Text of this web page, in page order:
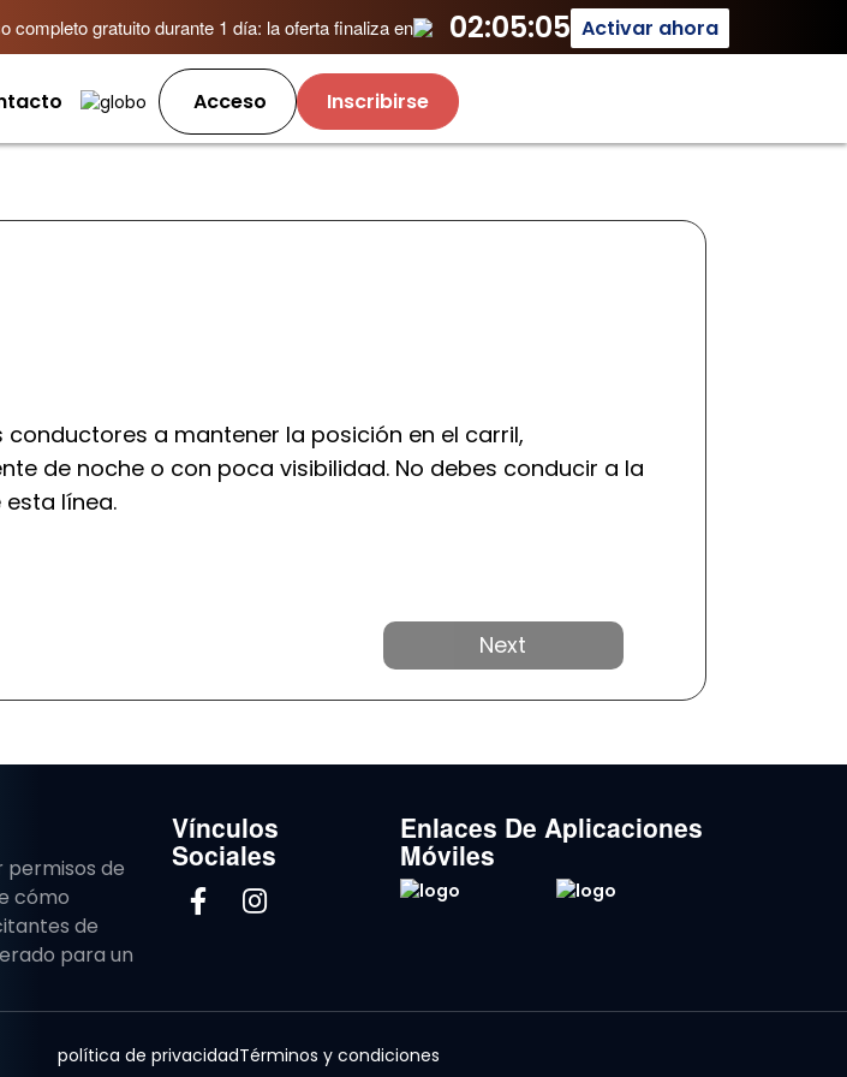
gratuito durante 1 día: la oferta finaliza en 02:05:05 Activar ahora
Acceso Inscribirse
conductores a mantener la posición en el carril,
de noche o con poca visibilidad. No debes conducir a la
línea.
Próximo
permisos de
cómo
de
para un
Vínculos
Sociales
Enlaces De Aplicaciones
Móviles
política de privacidadTérminos y condiciones